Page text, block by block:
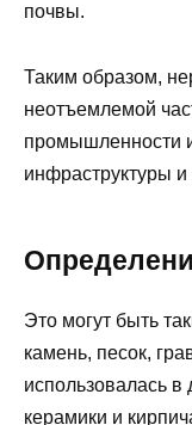
почвы.
Таким образом,
неотъемлемой
промышленности
инфраструктуры и
Это могут быть
камень, песок,
использовалась
керамики и